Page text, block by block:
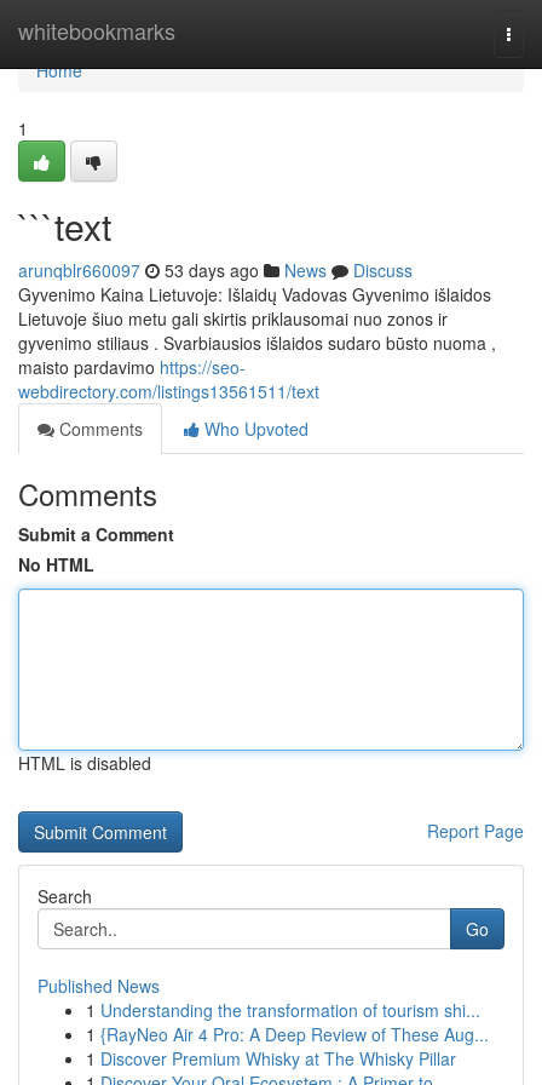
whitebookmarks
Home
Home
1
```text
arunqblr660097 53 days ago News
Discuss
Gyvenimo Kaina Lietuvoje: Išlaidų Vadovas Gyvenimo išlaidos
Lietuvoje šiuo metu gali skirtis priklausomai nuo zonos ir
gyvenimo stiliaus . Svarbiausios išlaidos sudaro būsto nuoma ,
maisto pardavimo https://seo-
webdirectory.com/listings13561511/text
Comments
Who Upvoted
Comments
Submit a Comment
No HTML
HTML is disabled
Report Page
Search
Go
Published News
1 Understanding the transformation of tourism shi...
1 {RayNeo Air 4 Pro: A Deep Review of These Aug...
1 Discover Premium Whisky at The Whisky Pillar